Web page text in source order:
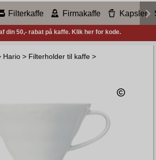
Filterkaffe Firmakaffe Kapsler
din 50,- rabat på kaffe. Klik her for kode.
Hario > Filterholder til kaffe >